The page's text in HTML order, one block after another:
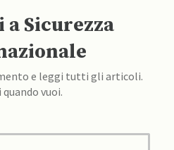
Sicurezza
e leggi tutti gli articoli.
quando vuoi.